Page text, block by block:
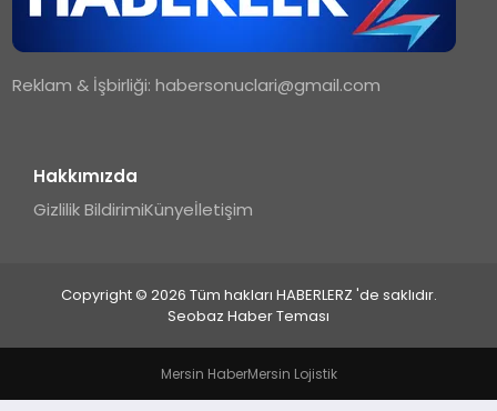
Reklam & İşbirliği:habersonuclari@gmail.com
Hakkımızda
Gizlilik BildirimiKünyeİletişim
Copyright © 2026 Tüm hakları HABERLERZ 'de saklıdır.
Seobaz Haber Teması
Mersin HaberMersin Lojistik